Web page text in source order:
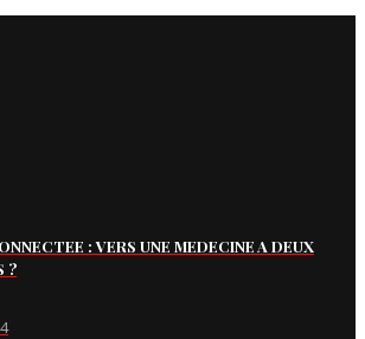
: VERS UNE MEDECINE A DEUX
?